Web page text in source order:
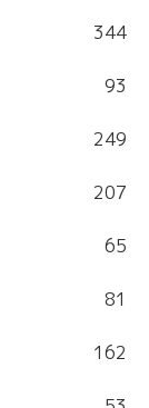
344
93
249
207
65
81
162